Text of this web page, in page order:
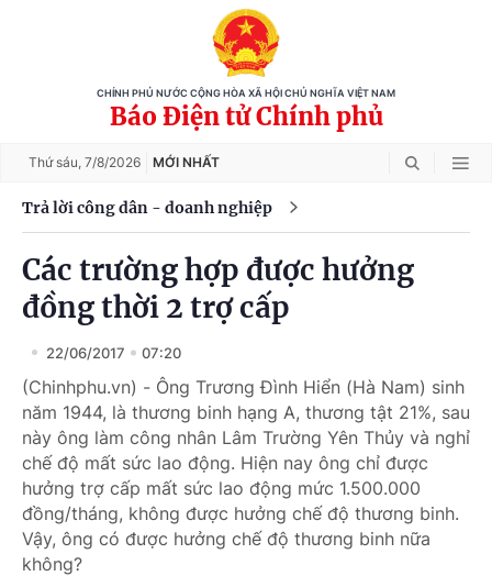
CHÍNH PHỦ NƯỚC CỘNG HÒA XÃ HỘI CHỦ NGHĨA VIỆT NAM
Báo Điện tử Chính phủ
Thứ sáu, 7/8/2026 MỚI NHẤT
Trả lời công dân - doanh nghiệp
Các trường hợp được hưởng
đồng thời 2 trợ cấp
22/06/2017 07:20
(Chinhphu.vn) - Ông Trương Đình Hiển (Hà Nam) sinh
năm 1944, là thương binh hạng A, thương tật 21%, sau
này ông làm công nhân Lâm Trường Yên Thủy và nghỉ
chế độ mất sức lao động. Hiện nay ông chỉ được
hưởng trợ cấp mất sức lao động mức 1.500.000
đồng/tháng, không được hưởng chế độ thương binh.
Vậy, ông có được hưởng chế độ thương binh nữa
không?